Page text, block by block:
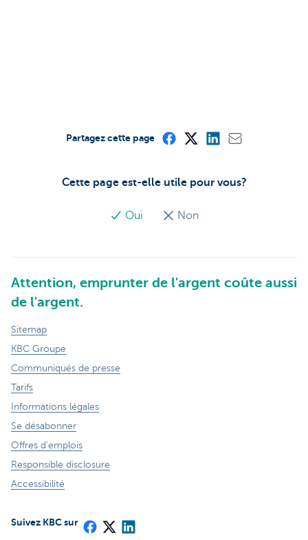
Cette page est-elle utile pour vous?
Oui Non
Partagez cette page
Attention, emprunter de l'argent coûte aussi
de l'argent.
Sitemap
KBC Groupe
Communiqués de presse
Tarifs
Informations légales
Se désabonner
Offres d'emplois
Responsible disclosure
Accessibilité
Suivez KBC sur